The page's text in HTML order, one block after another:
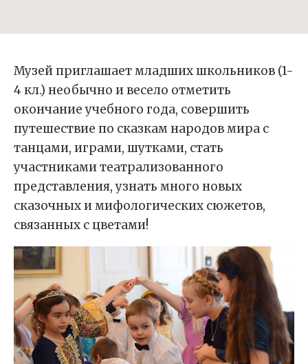
Музей приглашает младших школьников (1-
4 кл.) необычно и весело отметить
окончание учебного года, совершить
путешествие по сказкам народов мира с
танцами, играми, шутками, стать
участниками театрализованного
представления, узнать много новых
сказочных и мифологических сюжетов,
связанных с цветами!